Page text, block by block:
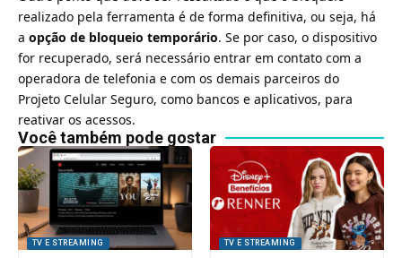
realizado pela ferramenta é de forma definitiva, ou seja, há
a opção de bloqueio temporário. Se por caso, o dispositivo
for recuperado, será necessário entrar em contato com a
operadora de telefonia e com os demais parceiros do
Projeto Celular Seguro, como bancos e aplicativos, para
reativar os acessos.
Você também pode gostar
TV E STREAMING TV E STREAMING